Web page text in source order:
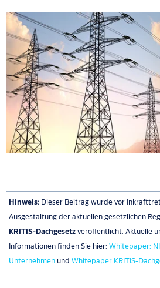
Hinweis: Dieser Beitrag wurde vor
Ausgestaltung der aktuellen gesetzlichen
KRITIS-Dachgesetzveröffentlicht. Aktuelle
Informationen finden Sie hier: Whitepaper:
Unternehmen und Whitepaper KRITIS-